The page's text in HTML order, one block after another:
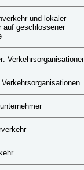
und lokaler
auf geschlossener